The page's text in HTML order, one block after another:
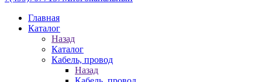
Главная
Каталог
Назад
Каталог
Кабель, провод
Назад